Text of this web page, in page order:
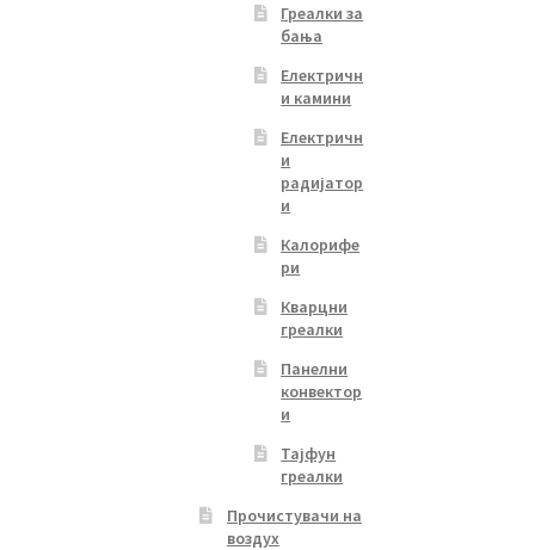
Греалки за
бања
Електричн
и камини
Електричн
и
радијатор
и
Калорифе
ри
Кварцни
греалки
Панелни
конвектор
и
Тајфун
греалки
Прочистувачи на
воздух